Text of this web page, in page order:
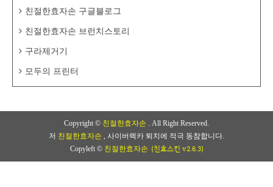
친절한효자손 구글블로그
친절한효자손 브런치스토리
구라제거기
모두의 프린터
Copyright © 친절한효자손 . All Right Reserved.
저 친절한효자손 , 사이버렉카 퇴치에 적극 동참합니다.
Copyleft © 친절한효자손 (친효스킨 v2.6.3)